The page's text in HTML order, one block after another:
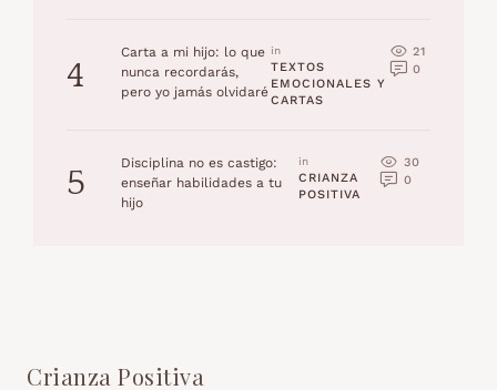
4
Carta a mi hijo: lo que
nunca recordarás,
pero yo jamás olvidaré
in
TEXTOS
EMOCIONALES Y
CARTAS
21
0
5
Disciplina no es castigo:
enseñar habilidades a tu
hijo
in
CRIANZA
POSITIVA
30
0
Crianza Positiva